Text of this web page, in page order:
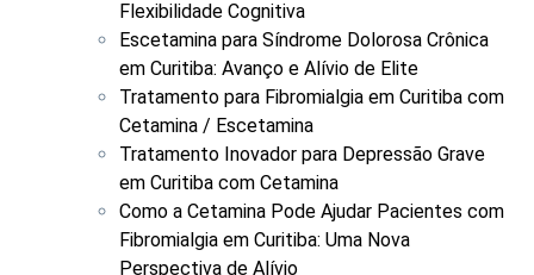
Flexibilidade Cognitiva
Escetamina para Síndrome Dolorosa Crônica
em Curitiba: Avanço e Alívio de Elite
Tratamento para Fibromialgia em Curitiba com
Cetamina / Escetamina
Tratamento Inovador para Depressão Grave
em Curitiba com Cetamina
Como a Cetamina Pode Ajudar Pacientes com
Fibromialgia em Curitiba: Uma Nova
Perspectiva de Alívio